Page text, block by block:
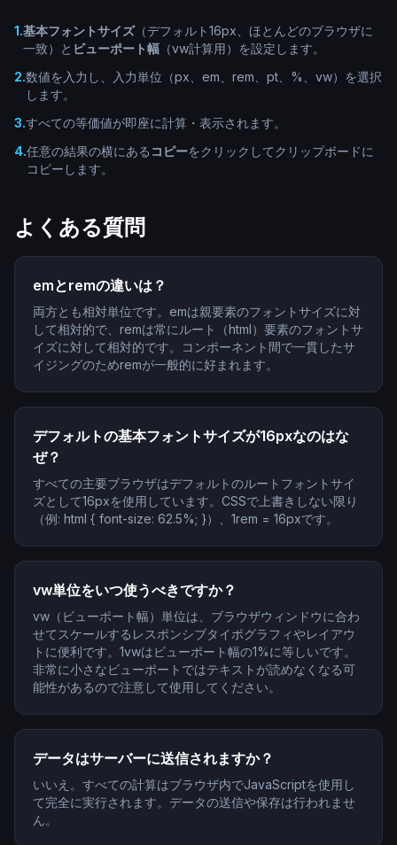
1.基本フォントサイズ（デフォルト16px、ほとんどのブラウザに
一致）と ビューポート幅 （vw計算用）を設定します。
2.数値を入力し、入力単位（px、em、rem、pt、%、vw）を選択
します。
3.すべての等価値が即座に計算・表示されます。
4.任意の結果の横にある コピーをクリックしてクリップボードに
コピーします。
よくある質問
emとremの違いは？
両方とも相対単位です。emは親要素のフォントサイズに対
して相対的で、remは常にルート（html）要素のフォントサ
イズに対して相対的です。コンポーネント間で一貫したサ
イジングのためremが一般的に好まれます。
デフォルトの基本フォントサイズが16pxなのはな
ぜ？
すべての主要ブラウザはデフォルトのルートフォントサイ
ズとして16pxを使用しています。CSSで上書きしない限り
（例: html { font-size: 62.5%; }）、1rem = 16pxです。
vw単位をいつ使うべきですか？
vw（ビューポート幅）単位は、ブラウザウィンドウに合わ
せてスケールするレスポンシブタイポグラフィやレイアウ
トに便利です。1vwはビューポート幅の1%に等しいです。
非常に小さなビューポートではテキストが読めなくなる可
能性があるので注意して使用してください。
データはサーバーに送信されますか？
いいえ。すべての計算はブラウザ内でJavaScriptを使用し
て完全に実行されます。データの送信や保存は行われませ
ん。